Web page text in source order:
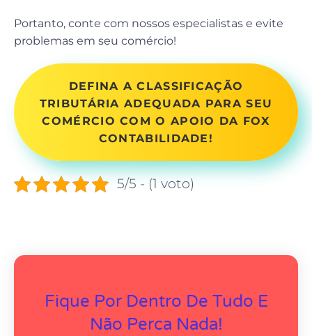
Portanto, conte com nossos especialistas e evite
problemas em seu comércio!
DEFINA A CLASSIFICAÇÃO
TRIBUTÁRIA ADEQUADA PARA SEU
COMÉRCIO COM O APOIO DA FOX
CONTABILIDADE!
5/5 - (1 voto)
Fique Por Dentro De Tudo E
Não Perca Nada!